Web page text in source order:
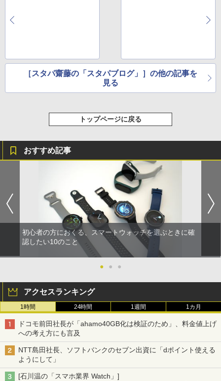
［スタパ齋藤の「スタパブログ」］の他の記事を
見る
トップページに戻る
おすすめ記事
初心者の方におくる、スマートウォッチを選ぶときに確
認したい10のこと
● ● ●
アクセスランキング
1時間 24時間 1週間 1カ月
ドコモ前田社長が「ahamo40GB化は検証のため」、料金値上げ
への考え方にも言及
NTT島田社長、ソフトバンクのセブン出資に「dポイント使える
ようにして」
[石川温の「スマホ業界 Watch」]